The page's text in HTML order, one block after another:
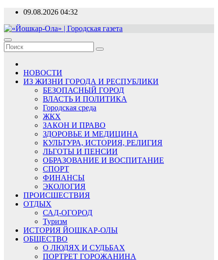
Перейти
содержимому
09.08.2026 04:32
«Йошкар-Ола» | Городская газета
Новости, события, люди
НОВОСТИ
ИЗ ЖИЗНИ ГОРОДА И РЕСПУБЛИКИ
БЕЗОПАСНЫЙ ГОРОД
ВЛАСТЬ И ПОЛИТИКА
Городская среда
ЖКХ
ЗАКОН И ПРАВО
ЗДОРОВЬЕ И МЕДИЦИНА
КУЛЬТУРА, ИСТОРИЯ, РЕЛИГИЯ
ЛЬГОТЫ И ПЕНСИИ
ОБРАЗОВАНИЕ И ВОСПИТАНИЕ
СПОРТ
ФИНАНСЫ
ЭКОЛОГИЯ
ПРОИСШЕСТВИЯ
ОТДЫХ
САД-ОГОРОД
Туризм
ИСТОРИЯ ЙОШКАР-ОЛЫ
ОБЩЕСТВО
О ЛЮДЯХ И СУДЬБАХ
ПОРТРЕТ ГОРОЖАНИНА